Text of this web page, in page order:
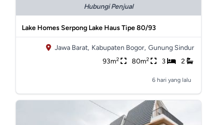
Hubungi Penjual
Lake Homes Serpong Lake Haus Tipe 80/93
Jawa Barat, Kabupaten Bogor, Gunung Sindur
93m2 80m2 3 2
6 hari yang lalu